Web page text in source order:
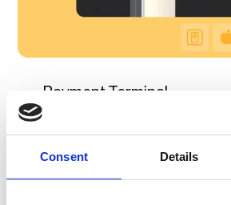
Consent Details
Payment Terminal